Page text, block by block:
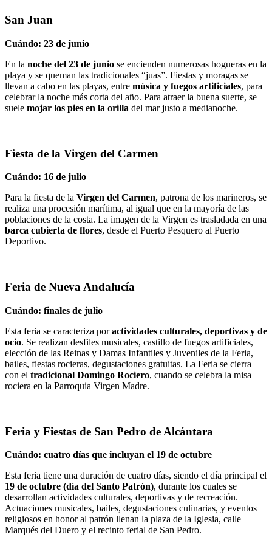
San Juan
Cuándo: 23 de junio
En la noche del 23 de junio se encienden numerosas hogueras en la
playa y se queman las tradicionales “juas”. Fiestas y moragas se
llevan a cabo en las playas, entre música y fuegos artificiales, para
celebrar la noche más corta del año. Para atraer la buena suerte, se
suele mojar los pies en la orilla del mar justo a medianoche.
Fiesta de la Virgen del Carmen
Cuándo: 16 de julio
Para la fiesta de la Virgen del Carmen, patrona de los marineros, se
realiza una procesión marítima, al igual que en la mayoría de las
poblaciones de la costa. La imagen de la Virgen es trasladada en una
barca cubierta de flores, desde el Puerto Pesquero al Puerto
Deportivo.
Feria de Nueva Andalucía
Cuándo: finales de julio
Esta feria se caracteriza poractividades culturales, deportivas y de
ocio. Se realizan desfiles musicales, castillo de fuegos artificiales,
elección de las Reinas y Damas Infantiles y Juveniles de la Feria,
bailes, fiestas rocieras, degustaciones gratuitas. La Feria se cierra
con el tradicional Domingo Rociero, cuando se celebra la misa
rociera en la Parroquia Virgen Madre.
Feria y Fiestas de San Pedro de Alcántara
Cuándo: cuatro días que incluyan el 19 de octubre
Esta feria tiene una duración de cuatro días, siendo el día principal el
19 de octubre (día del Santo Patrón), durante los cuales se
desarrollan actividades culturales, deportivas y de recreación.
Actuaciones musicales, bailes, degustaciones culinarias, y eventos
religiosos en honor al patrón llenan la plaza de la Iglesia, calle
Marqués del Duero y el recinto ferial de San Pedro.